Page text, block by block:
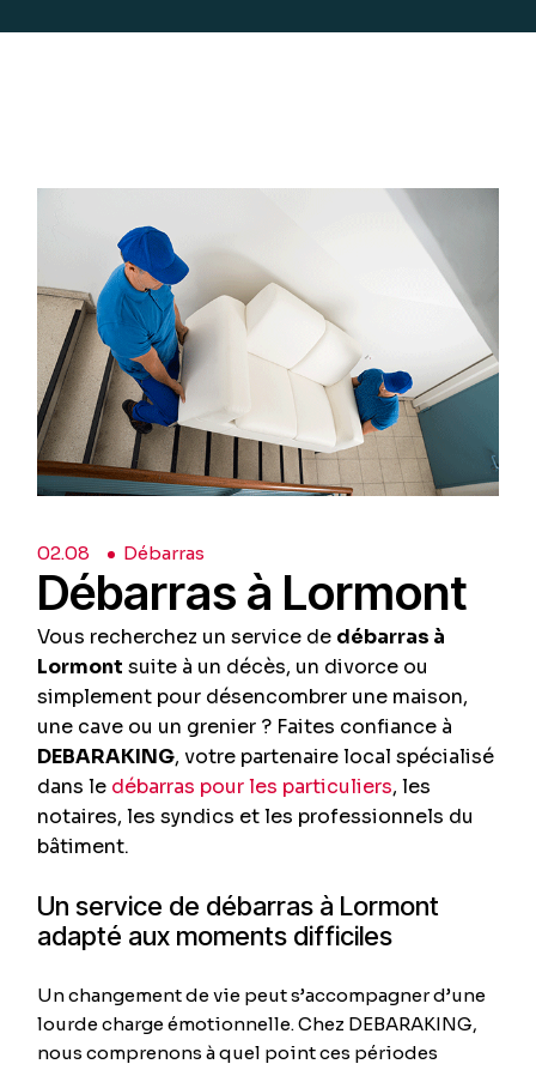
02.08 Débarras
Débarras à Lormont
Vous recherchez un service de débarras à
Lormont suite à un décès, un divorce ou
simplement pour désencombrer une maison,
une cave ou un grenier ? Faites confiance à
DEBARAKING, votre partenaire local spécialisé
dans le débarras pour les particuliers, les
notaires, les syndics et les professionnels du
bâtiment.
Un service de débarras à Lormont
adapté aux moments difficiles
Un changement de vie peut s’accompagner d’une
lourde charge émotionnelle. Chez DEBARAKING,
nous comprenons à quel point ces périodes